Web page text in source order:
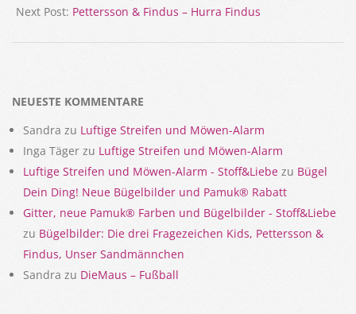
Next Post: Pettersson & Findus – Hurra Findus
NEUESTE KOMMENTARE
Sandra zu Luftige Streifen und Möwen-Alarm
Inga Täger zu Luftige Streifen und Möwen-Alarm
Luftige Streifen und Möwen-Alarm - Stoff&Liebe zu Bügel
Dein Ding! Neue Bügelbilder und Pamuk® Rabatt
Gitter, neue Pamuk® Farben und Bügelbilder - Stoff&Liebe
zu Bügelbilder: Die drei Fragezeichen Kids, Pettersson &
Findus, Unser Sandmännchen
Sandra zu DieMaus – Fußball